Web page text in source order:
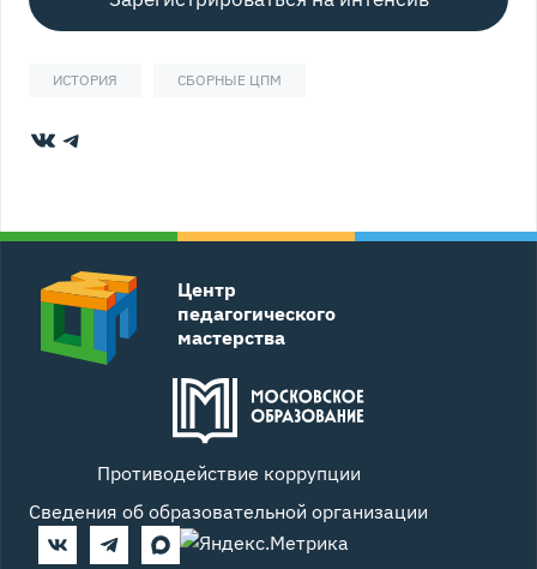
ИСТОРИЯ СБОРНЫЕ ЦПМ
ВКонтакте
Telegram
Центр
педагогического
мастерства
Противодействие коррупции
Сведения об образовательной организации